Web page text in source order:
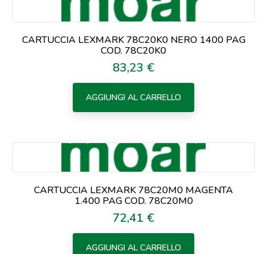
CARTUCCIA LEXMARK 78C20K0 NERO 1400 PAG
COD. 78C20K0
Prezzo
83,23 €
AGGIUNGI AL CARRELLO
CARTUCCIA LEXMARK 78C20M0 MAGENTA
1.400 PAG COD. 78C20M0
Prezzo
72,41 €
AGGIUNGI AL CARRELLO